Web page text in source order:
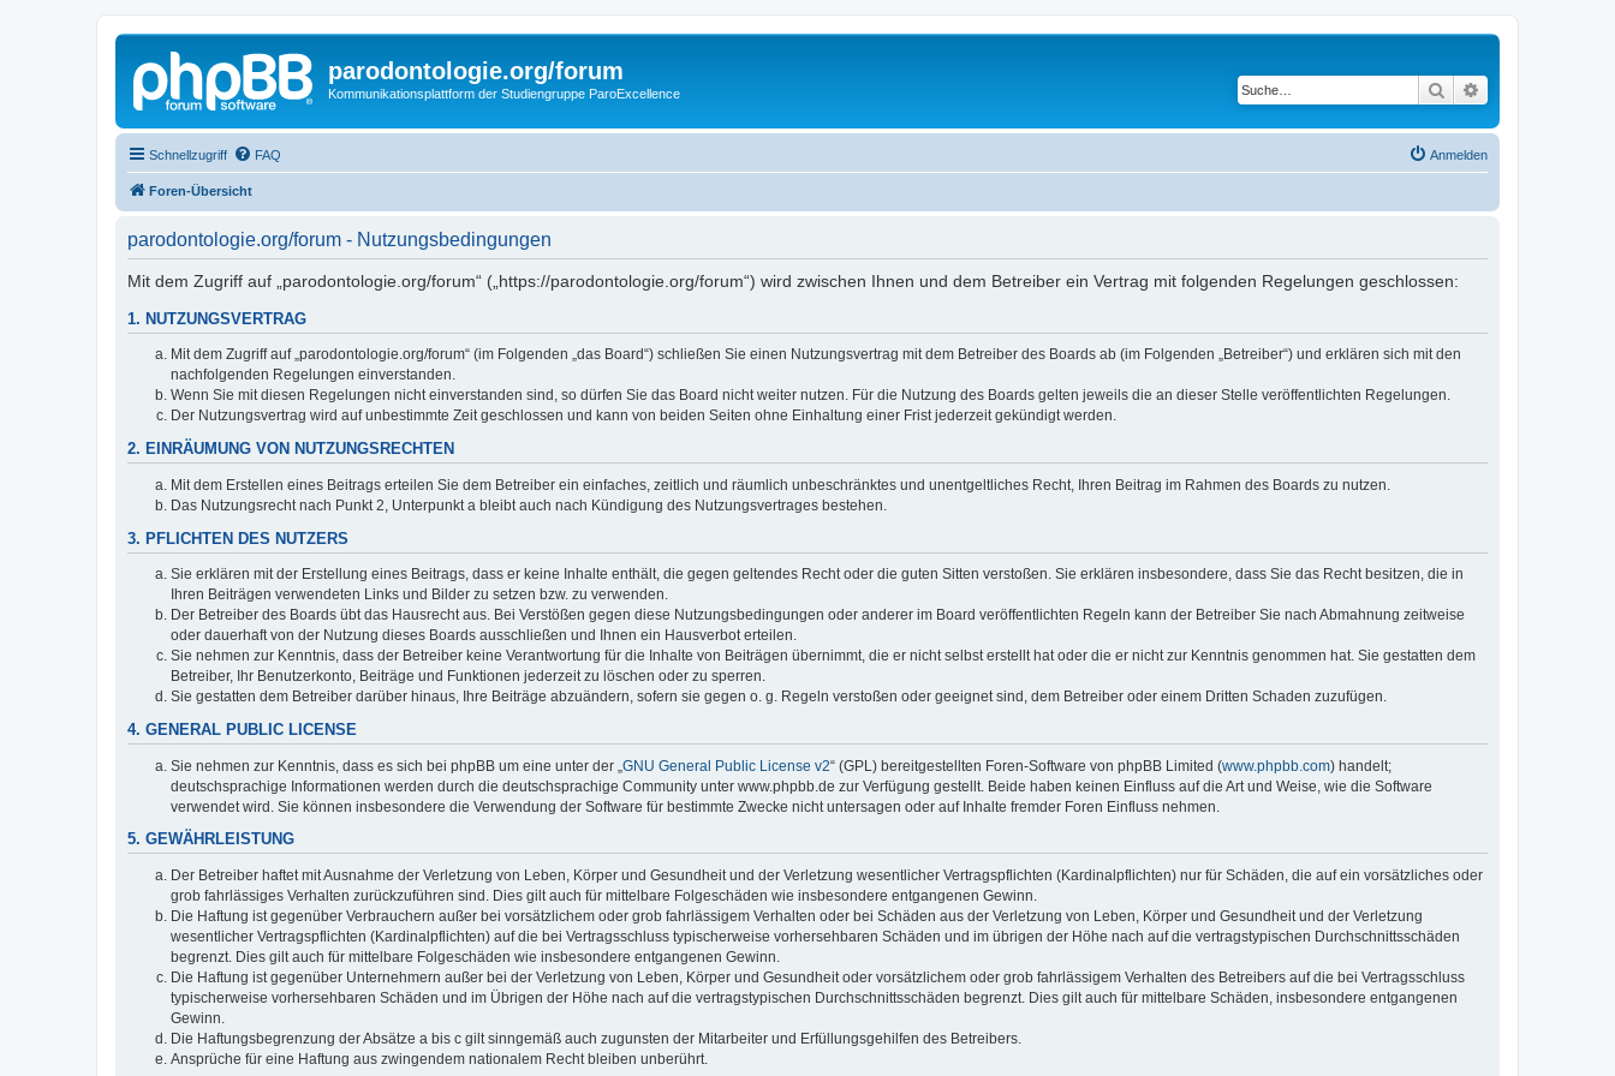
parodontologie.org/forum
Kommunikationsplattform der Studiengruppe ParoExcellence Suche
Schnellzugriff FAQ Anmelden
Foren-Übersicht
parodontologie.org/forum - Nutzungsbedingungen
Mit dem Zugriff auf „parodontologie.org/forum“ („https://parodontologie.org/forum“) wird zwischen Ihnen und dem Betreiber ein Vertrag mit folgenden Regelungen geschlossen:
1. NUTZUNGSVERTRAG
Mit dem Zugriff auf „parodontologie.org/forum“ (im Folgenden „das Board“) schließen Sie einen Nutzungsvertrag mit dem Betreiber des Boards ab (im Folgenden „Betreiber“) und erklären sich mit den
nachfolgenden Regelungen einverstanden.
Wenn Sie mit diesen Regelungen nicht einverstanden sind, so dürfen Sie das Board nicht weiter nutzen. Für die Nutzung des Boards gelten jeweils die an dieser Stelle veröffentlichten Regelungen.
Der Nutzungsvertrag wird auf unbestimmte Zeit geschlossen und kann von beiden Seiten ohne Einhaltung einer Frist jederzeit gekündigt werden.
2. EINRÄUMUNG VON NUTZUNGSRECHTEN
Mit dem Erstellen eines Beitrags erteilen Sie dem Betreiber ein einfaches, zeitlich und räumlich unbeschränktes und unentgeltliches Recht, Ihren Beitrag im Rahmen des Boards zu nutzen.
Das Nutzungsrecht nach Punkt 2, Unterpunkt a bleibt auch nach Kündigung des Nutzungsvertrages bestehen.
3. PFLICHTEN DES NUTZERS
Sie erklären mit der Erstellung eines Beitrags, dass er keine Inhalte enthält, die gegen geltendes Recht oder die guten Sitten verstoßen. Sie erklären insbesondere, dass Sie das Recht besitzen, die in
Ihren Beiträgen verwendeten Links und Bilder zu setzen bzw. zu verwenden.
Der Betreiber des Boards übt das Hausrecht aus. Bei Verstößen gegen diese Nutzungsbedingungen oder anderer im Board veröffentlichten Regeln kann der Betreiber Sie nach Abmahnung zeitweise
oder dauerhaft von der Nutzung dieses Boards ausschließen und Ihnen ein Hausverbot erteilen.
Sie nehmen zur Kenntnis, dass der Betreiber keine Verantwortung für die Inhalte von Beiträgen übernimmt, die er nicht selbst erstellt hat oder die er nicht zur Kenntnis genommen hat. Sie gestatten dem
Betreiber, Ihr Benutzerkonto, Beiträge und Funktionen jederzeit zu löschen oder zu sperren.
Sie gestatten dem Betreiber darüber hinaus, Ihre Beiträge abzuändern, sofern sie gegen o. g. Regeln verstoßen oder geeignet sind, dem Betreiber oder einem Dritten Schaden zuzufügen.
4. GENERAL PUBLIC LICENSE
Sie nehmen zur Kenntnis, dass es sich bei phpBB um eine unter der „ GNU General Public License v2“ (GPL) bereitgestellten Foren-Software von phpBB Limited (www.phpbb.com) handelt;
deutschsprachige Informationen werden durch die deutschsprachige Community unter www.phpbb.de zur Verfügung gestellt. Beide haben keinen Einfluss auf die Art und Weise, wie die Software
verwendet wird. Sie können insbesondere die Verwendung der Software für bestimmte Zwecke nicht untersagen oder auf Inhalte fremder Foren Einfluss nehmen.
5. GEWÄHRLEISTUNG
Der Betreiber haftet mit Ausnahme der Verletzung von Leben, Körper und Gesundheit und der Verletzung wesentlicher Vertragspflichten (Kardinalpflichten) nur für Schäden, die auf ein vorsätzliches oder
grob fahrlässiges Verhalten zurückzuführen sind. Dies gilt auch für mittelbare Folgeschäden wie insbesondere entgangenen Gewinn.
Die Haftung ist gegenüber Verbrauchern außer bei vorsätzlichem oder grob fahrlässigem Verhalten oder bei Schäden aus der Verletzung von Leben, Körper und Gesundheit und der Verletzung
wesentlicher Vertragspflichten (Kardinalpflichten) auf die bei Vertragsschluss typischerweise vorhersehbaren Schäden und im übrigen der Höhe nach auf die vertragstypischen Durchschnittsschäden
begrenzt. Dies gilt auch für mittelbare Folgeschäden wie insbesondere entgangenen Gewinn.
Die Haftung ist gegenüber Unternehmern außer bei der Verletzung von Leben, Körper und Gesundheit oder vorsätzlichem oder grob fahrlässigem Verhalten des Betreibers auf die bei Vertragsschluss
typischerweise vorhersehbaren Schäden und im Übrigen der Höhe nach auf die vertragstypischen Durchschnittsschäden begrenzt. Dies gilt auch für mittelbare Schäden, insbesondere entgangenen
Gewinn.
Die Haftungsbegrenzung der Absätze a bis c gilt sinngemäß auch zugunsten der Mitarbeiter und Erfüllungsgehilfen des Betreibers.
Ansprüche für eine Haftung aus zwingendem nationalem Recht bleiben unberührt.